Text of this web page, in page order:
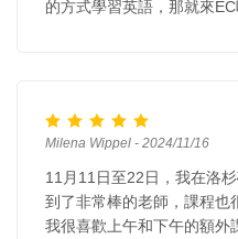
的方式學習英語，那就來EC
Milena Wippel - 2024/11/16
11月11日至22日，我在洛
到了非常棒的老師，課程也
我很喜歡上午和下午的額外